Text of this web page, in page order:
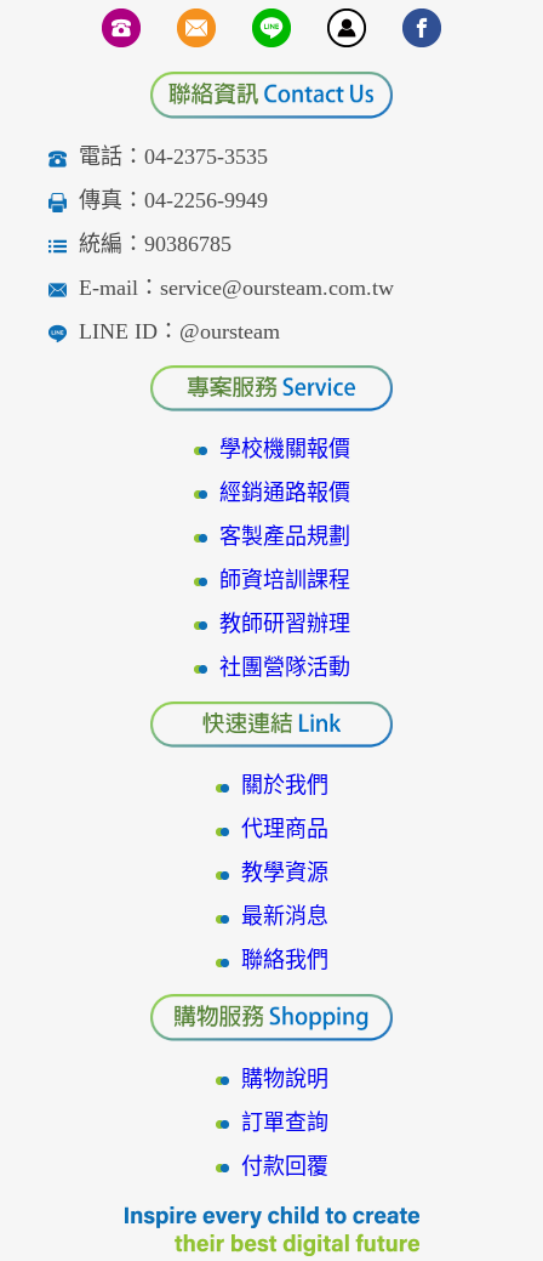
電話：04-2375-3535
傳真：04-2256-9949
統編：90386785
E-mail：service@oursteam.com.tw
LINE ID：@oursteam
學校機關報價
經銷通路報價
客製產品規劃
師資培訓課程
教師研習辦理
社團營隊活動
關於我們
代理商品
教學資源
最新消息
聯絡我們
購物說明
訂單查詢
付款回覆